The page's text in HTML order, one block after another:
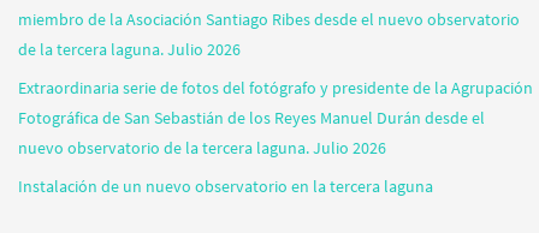
miembro de la Asociación Santiago Ribes desde el nuevo observatorio
de la tercera laguna. Julio 2026
Extraordinaria serie de fotos del fotógrafo y presidente de la Agrupación
Fotográfica de San Sebastián de los Reyes Manuel Durán desde el
nuevo observatorio de la tercera laguna. Julio 2026
Instalación de un nuevo observatorio en la tercera laguna